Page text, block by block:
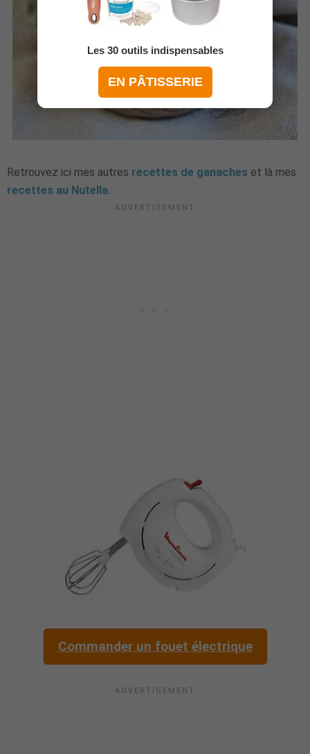
Retrouvez ici mes autres recettes de ganaches et là mes
recettes au Nutella.
Commander un fouet électrique
Les 30 outils indispensables
EN PÂTISSERIE